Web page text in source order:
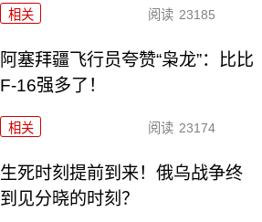
相关 阅读 23185
阿塞拜疆飞行员夸赞“枭龙”：比比
F-16强多了！
相关 阅读 23174
生死时刻提前到来！俄乌战争终
到见分晓的时刻？